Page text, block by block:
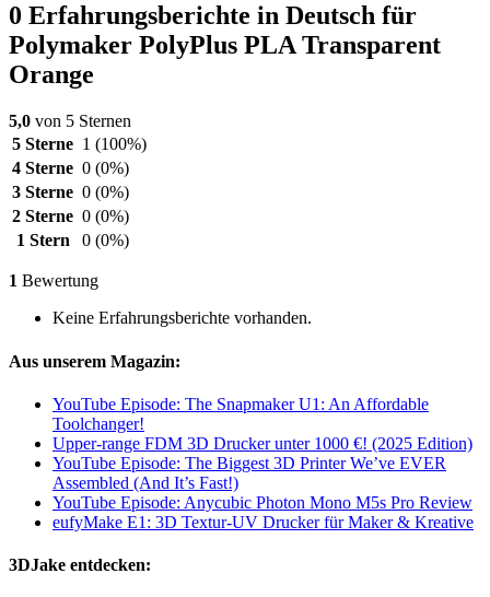
0 Erfahrungsberichte in Deutsch für
Polymaker PolyPlus PLA Transparent
Orange
5,0 von 5 Sternen
5 Sterne 1 (100%)
4 Sterne 0 (0%)
3 Sterne 0 (0%)
2 Sterne 0 (0%)
1 Stern
0 (0%)
1 Bewertung
Keine Erfahrungsberichte vorhanden.
Aus unserem Magazin:
YouTube Episode: The Snapmaker U1: An Affordable
Toolchanger!
Upper-range FDM 3D Drucker unter 1000 €! (2025 Edition)
YouTube Episode: The Biggest 3D Printer We’ve EVER
Assembled (And It’s Fast!)
YouTube Episode: Anycubic Photon Mono M5s Pro Review
eufyMake E1: 3D Textur-UV Drucker für Maker & Kreative
3DJake entdecken: